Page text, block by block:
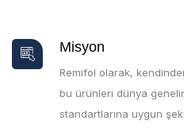
Misyon
Remifol olarak,
bu ürünleri dünya
standartlarına uygun